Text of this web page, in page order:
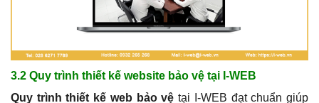
3.2 Quy trình thiết kế website bảo vệ tại I-WEB
Quy trình thiết kế web bảo vệ tại I-WEB đạt chuẩn giúp